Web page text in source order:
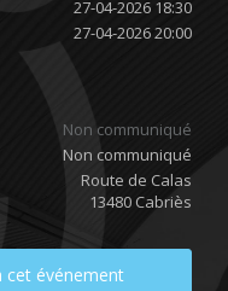
27-04-2026 18:30
27-04-2026 20:00
Non communiqué
Non communiqué
Route de Calas
13480 Cabriès
cet événement